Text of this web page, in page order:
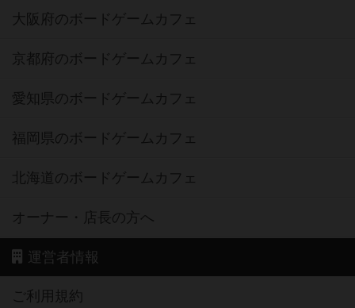
大阪府のボードゲームカフェ
京都府のボードゲームカフェ
愛知県のボードゲームカフェ
福岡県のボードゲームカフェ
北海道のボードゲームカフェ
オーナー・店長の方へ
運営者情報
ご利用規約